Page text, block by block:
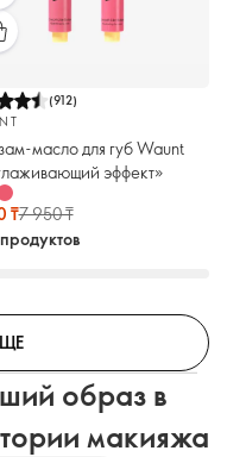
(912)
масло для губ Waunt
эффект»
₸7 950 ₸
образ в
макияжа